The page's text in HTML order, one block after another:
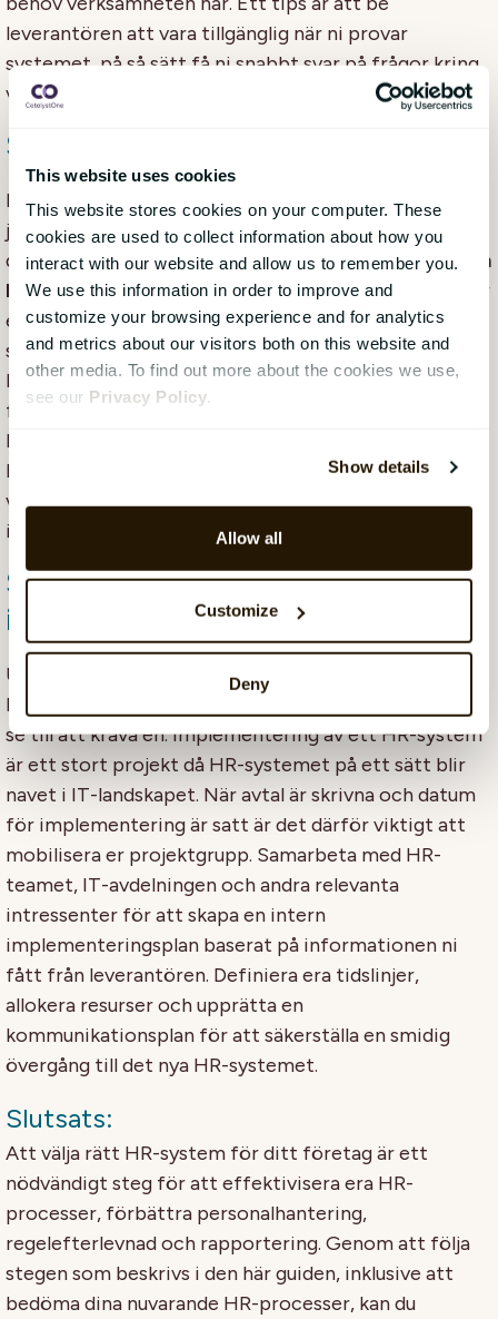
This website uses cookies
This website stores cookies on your computer. These
cookies are used to collect information about how you
interact with our website and allow us to remember you.
We use this information in order to improve and
customize your browsing experience and for analytics
and metrics about our visitors both on this website and
other media. To find out more about the cookies we use,
see our Privacy Policy.
Show details
Allow all
Customize
Deny
leverantören att vara tillgänglig när ni provar
systemet, på så sätt få ni snabbt svar på frågor kring
varför eller hur vissa saker fungerar.
Steg 8: Ta ett välgrundat beslut
Nu är det dags att fatta ett beslut! Baserat på de
jämförelser, utvärderingar, intervjuer och tester kan
du fatta ett välgrundat beslut om det HR-system som
bäst möter era behov och krav , kom ihåg att ni väljer
en partner och inte bara ett system. Genom att följa
stegen i den här guiden har du byggt en tydlig
kravspecifikation och utvärderat faktorer såsom
funktionalitet, användarvänlighet, skalbarhet,
leverantörens rykte, kundsupport och prissättning.
Baserat på det säkerställer du att HR-systemet du
väljer överensstämmer med era HR-mål, teamets
input och övergripande affärsmål.
Steg 9: Planera för
implementering
Under processens gång har leverantören troligtvis
lagt fram en tydlig plan för implementering, om inte,
se till att kräva en. Implementering av ett HR-system
är ett stort projekt då HR-systemet på ett sätt blir
navet i IT-landskapet. När avtal är skrivna och datum
för implementering är satt är det därför viktigt att
mobilisera er projektgrupp. Samarbeta med HR-
teamet, IT-avdelningen och andra relevanta
intressenter för att skapa en intern
implementeringsplan baserat på informationen ni
fått från leverantören. Definiera era tidslinjer,
allokera resurser och upprätta en
kommunikationsplan för att säkerställa en smidig
övergång till det nya HR-systemet.
Slutsats:
Att välja rätt HR-system för ditt företag är ett
nödvändigt steg för att effektivisera era HR-
processer, förbättra personalhantering,
regelefterlevnad och rapportering. Genom att följa
stegen som beskrivs i den här guiden, inklusive att
bedöma dina nuvarande HR-processer, kan du